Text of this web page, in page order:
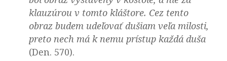
klauzúrou v tomto kláštore. Cez tento
obraz budem udeľovať dušiam veľa milosti,
preto nech má k nemu prístup každá duša
(Den. 570).